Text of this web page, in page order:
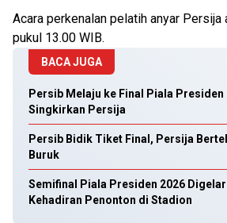
Acara perkenalan pelatih anyar Persija
pukul 13.00 WIB.
BACA JUGA
Persib Melaju ke Final Piala Presiden
Singkirkan Persija
Persib Bidik Tiket Final, Persija
Buruk
Semifinal Piala Presiden 2026
Kehadiran Penonton di Stadion